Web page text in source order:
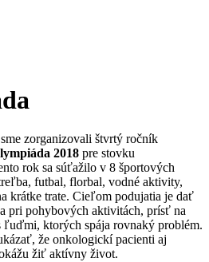
zorganizovali štvrtý ročník
2018 pre stovku
rok sa súťažilo v 8 športových
futbal, florbal, vodné aktivity,
krátke trate. Cieľom podujatia je dať
pri pohybových aktivitách, prísť na
ľuďmi, ktorých spája rovnaký problém.
že onkologickí pacienti aj
žiť aktívny život.